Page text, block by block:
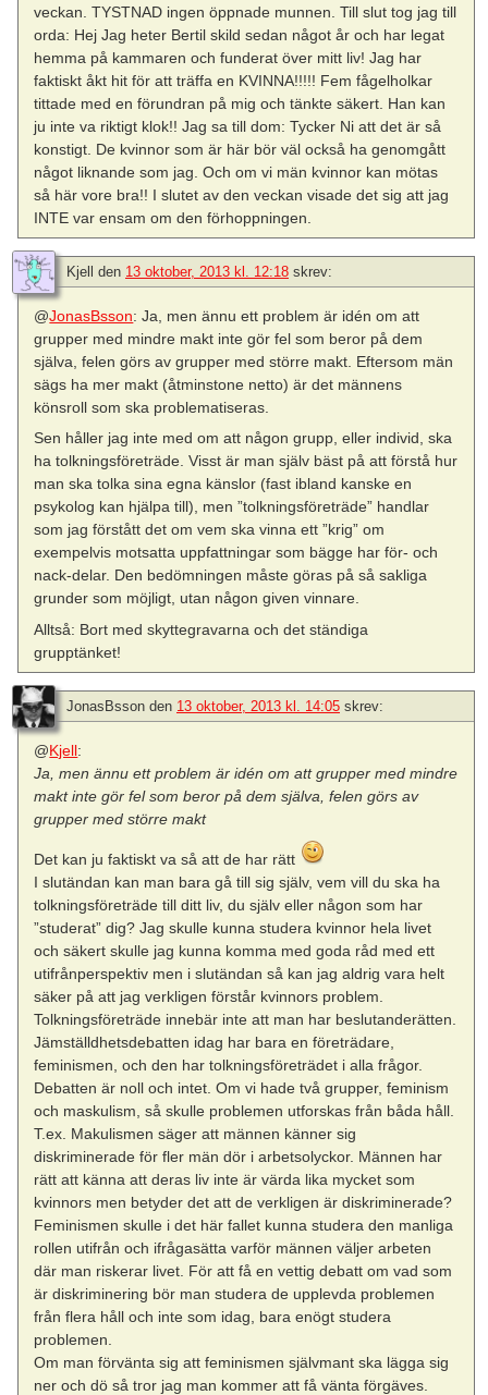
veckan. TYSTNAD ingen öppnade munnen. Till slut tog jag till
orda: Hej Jag heter Bertil skild sedan något år och har legat
hemma på kammaren och funderat över mitt liv! Jag har
faktiskt åkt hit för att träffa en KVINNA!!!!! Fem fågelholkar
tittade med en förundran på mig och tänkte säkert. Han kan
ju inte va riktigt klok!! Jag sa till dom: Tycker Ni att det är så
konstigt. De kvinnor som är här bör väl också ha genomgått
något liknande som jag. Och om vi män kvinnor kan mötas
så här vore bra!! I slutet av den veckan visade det sig att jag
INTE var ensam om den förhoppningen.
Kjell den 13 oktober, 2013 kl. 12:18 skrev:
@JonasBsson: Ja, men ännu ett problem är idén om att
grupper med mindre makt inte gör fel som beror på dem
själva, felen görs av grupper med större makt. Eftersom män
sägs ha mer makt (åtminstone netto) är det männens
könsroll som ska problematiseras.
Sen håller jag inte med om att någon grupp, eller individ, ska
ha tolkningsföreträde. Visst är man själv bäst på att förstå hur
man ska tolka sina egna känslor (fast ibland kanske en
psykolog kan hjälpa till), men ”tolkningsföreträde” handlar
som jag förstått det om vem ska vinna ett ”krig” om
exempelvis motsatta uppfattningar som bägge har för- och
nack-delar. Den bedömningen måste göras på så sakliga
grunder som möjligt, utan någon given vinnare.
Alltså: Bort med skyttegravarna och det ständiga
grupptänket!
JonasBsson den 13 oktober, 2013 kl. 14:05 skrev:
@Kjell:
Ja, men ännu ett problem är idén om att grupper med mindre
makt inte gör fel som beror på dem själva, felen görs av
grupper med större makt
Det kan ju faktiskt va så att de har rätt
I slutändan kan man bara gå till sig själv, vem vill du ska ha
tolkningsföreträde till ditt liv, du själv eller någon som har
”studerat” dig? Jag skulle kunna studera kvinnor hela livet
och säkert skulle jag kunna komma med goda råd med ett
utifrånperspektiv men i slutändan så kan jag aldrig vara helt
säker på att jag verkligen förstår kvinnors problem.
Tolkningsföreträde innebär inte att man har beslutanderätten.
Jämställdhetsdebatten idag har bara en företrädare,
feminismen, och den har tolkningsföreträdet i alla frågor.
Debatten är noll och intet. Om vi hade två grupper, feminism
och maskulism, så skulle problemen utforskas från båda håll.
T.ex. Makulismen säger att männen känner sig
diskriminerade för fler män dör i arbetsolyckor. Männen har
rätt att känna att deras liv inte är värda lika mycket som
kvinnors men betyder det att de verkligen är diskriminerade?
Feminismen skulle i det här fallet kunna studera den manliga
rollen utifrån och ifrågasätta varför männen väljer arbeten
där man riskerar livet. För att få en vettig debatt om vad som
är diskriminering bör man studera de upplevda problemen
från flera håll och inte som idag, bara enögt studera
problemen.
Om man förvänta sig att feminismen självmant ska lägga sig
ner och dö så tror jag man kommer att få vänta förgäves.